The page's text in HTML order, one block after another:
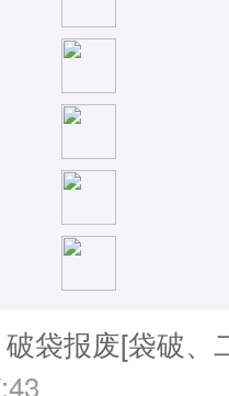
袋报废[袋破、